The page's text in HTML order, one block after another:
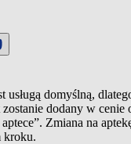
usługą domyślną,
dodany w cenie
Zmiana na
kroku.